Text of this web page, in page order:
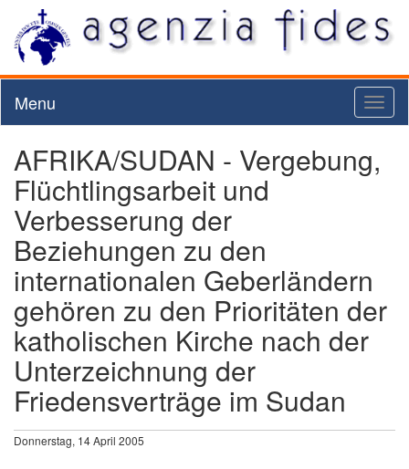
Menu
AFRIKA/SUDAN - Vergebung,
Flüchtlingsarbeit und
Verbesserung der
Beziehungen zu den
internationalen Geberländern
gehören zu den Prioritäten der
katholischen Kirche nach der
Unterzeichnung der
Friedensverträge im Sudan
Donnerstag, 14 April 2005